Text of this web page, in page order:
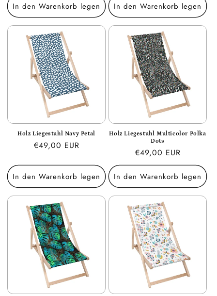
In den Warenkorb legen In den Warenkorb legen
Holz Liegestuhl Navy Petal
Normaler
€49,00 EUR
In den Warenkorb legen
Holz Liegestuhl Multicolor Polka
Dots
Normaler
Preis
€49,00 EUR
In den Warenkorb legen